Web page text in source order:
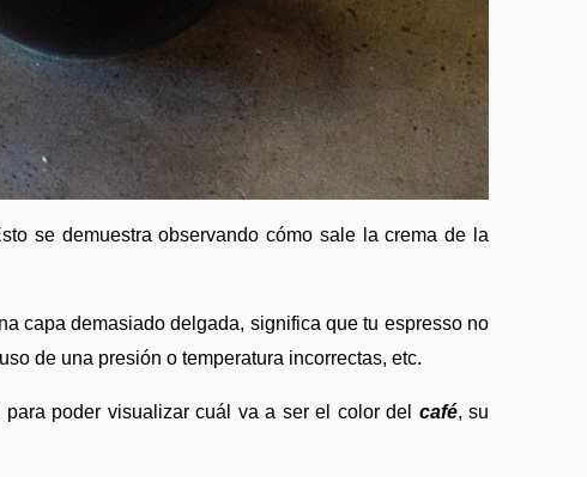
se demuestra observando cómo sale la crema de la
capa demasiado delgada, significa que tu espresso no
de una presión o temperatura incorrectas, etc.
poder visualizar cuál va a ser el color del café, su